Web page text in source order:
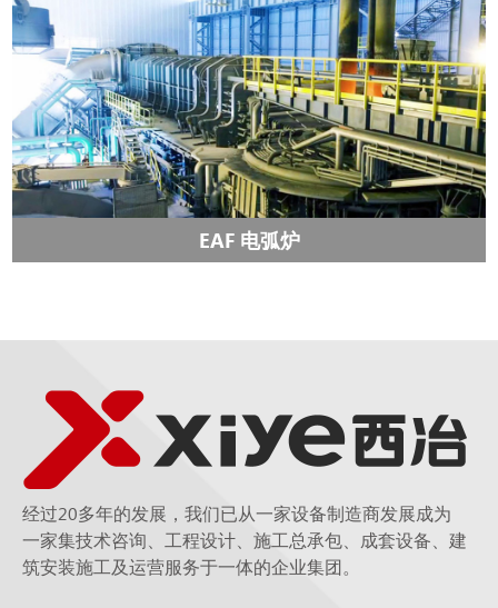
EAF 电弧炉
经过20多年的发展，我们已从一家设备制造商发展成为
一家集技术咨询、工程设计、施工总承包、成套设备、建
筑安装施工及运营服务于一体的企业集团。